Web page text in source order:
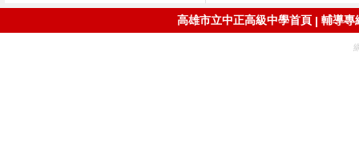
高雄市立中正高級中學首頁 | 輔導專